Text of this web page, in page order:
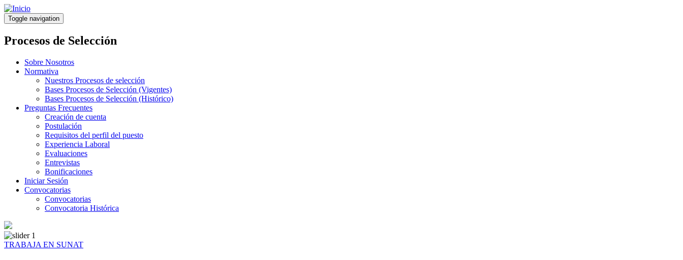
Pasar
al
contenido
principal
Toggle navigation
Procesos de Selección
Sobre Nosotros
Normativa
Nuestros Procesos de selección
Bases Procesos de Selección (Vigentes)
Bases Procesos de Selección (Histórico)
Preguntas Frecuentes
Creación de cuenta
Postulación
Requisitos del perfil del puesto
Experiencia Laboral
Evaluaciones
Entrevistas
Bonificaciones
Iniciar Sesión
Convocatorias
Convocatorias
Convocatoria Histórica
TRABAJA EN SUNAT